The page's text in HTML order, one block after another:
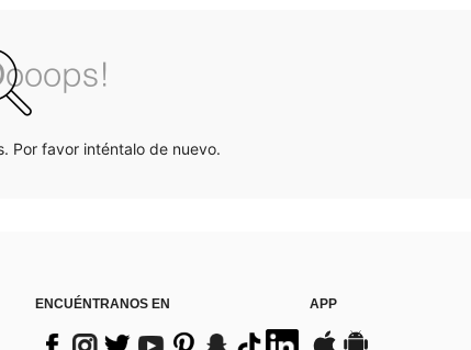
Por favor inténtalo de nuevo.
ENCUÉNTRANOS EN APP